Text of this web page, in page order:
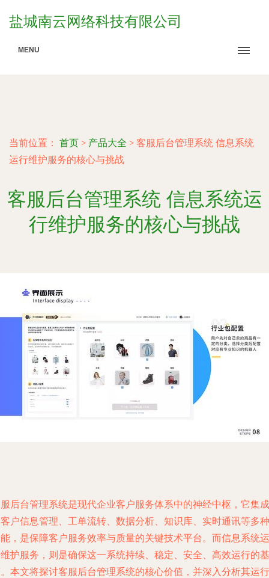
盐城南云网络科技有限公司
MENU
当前位置： 首页 > 产品大全 > 客服后台管理系统 信息系统
运行维护服务的核心与挑战
客服后台管理系统 信息系统运
行维护服务的核心与挑战
后台管理系统是现代企业客户服务体系中的神经中枢，它集成
户信息管理、工单流转、数据分析、知识库、实时通讯等多种
，是保障客户服务效率与质量的关键技术平台。而信息系统运
护服务，则是确保这一系统持续、稳定、安全、高效运行的基
本文将探讨客服后台管理系统的核心价值，并深入分析其运行